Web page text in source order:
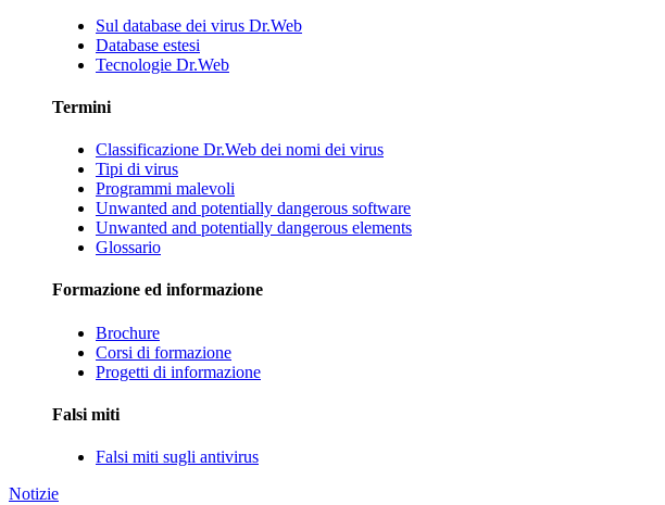
Sul database dei virus Dr.Web
Database estesi
Tecnologie Dr.Web
Termini
Classificazione Dr.Web dei nomi dei virus
Tipi di virus
Programmi malevoli
Unwanted and potentially dangerous software
Unwanted and potentially dangerous elements
Glossario
Formazione ed informazione
Brochure
Corsi di formazione
Progetti di informazione
Falsi miti
Falsi miti sugli antivirus
Notizie